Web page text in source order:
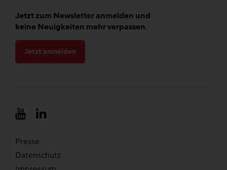
Jetzt zum Newsletter anmelden und
keine Neuigkeiten mehr verpassen.
Jetzt anmelden
Presse
Datenschutz